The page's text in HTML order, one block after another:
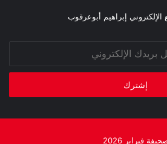
الإلكتروني إبراهيم أبوعرقوب
فبراير 2026